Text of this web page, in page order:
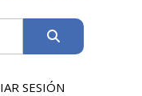
SESIÓN